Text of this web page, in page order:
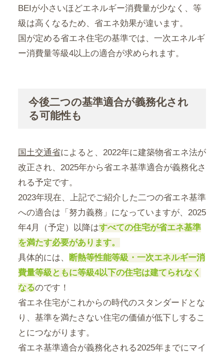
BEIが小さいほどエネルギー消費量が少なく、等
級は高くなるため、省エネ効果が違います。
国が定める省エネ住宅の基準では、一次エネルギ
ー消費量等級4以上の適合が求められます。
今後二つの基準適合が義務化され
る可能性も
国土交通省によると、2022年に建築物省エネ法が
改正され、2025年から省エネ基準適合が義務化さ
れる予定です。
2023年現在、上記でご紹介した二つの省エネ基準
への適合は「努力義務」になっていますが、2025
年4月（予定）以降はすべての住宅が省エネ基準
を満たす必要があります。
具体的には、
断熱等性能等級・一次エネルギー消
費量等級ともに等級4以下の住宅は建てられなく
なるのです！
省エネ住宅がこれからの時代のスタンダードとな
り、基準を満たさない住宅の価値が低下しするこ
とにつながります。
省エネ基準適合が義務化される2025年までにマイ